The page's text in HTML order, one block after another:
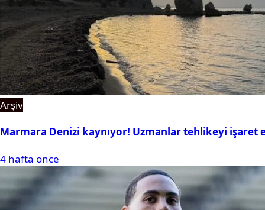
Arşiv
Marmara Denizi kaynıyor! Uzmanlar tehlikeyi işaret
4 hafta önce